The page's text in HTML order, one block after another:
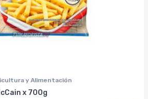
y Alimentación
x 700g